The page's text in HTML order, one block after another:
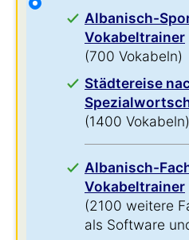
Albanisch-
Vokabeltrainer
(700 Vokabeln)
Städtereise
(1400 Vokabeln)
Albanisch-
Vokabeltrainer
(2100 weitere
als Software